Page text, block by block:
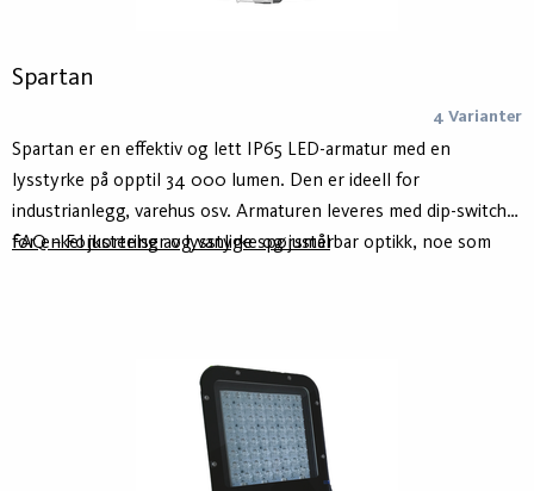
Spartan
4 Varianter
Spartan er en effektiv og lett IP65 LED-armatur med en
lysstyrke på opptil 34 000 lumen. Den er ideell for
industrianlegg, varehus osv. Armaturen leveres med dip-switch
for enkel justering av lysstyrke og justerbar optikk, noe som
FAQ – Forkortelser og vanlige spørsmål